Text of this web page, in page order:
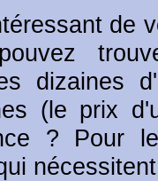
de
dizaines
(le prix
? Pour